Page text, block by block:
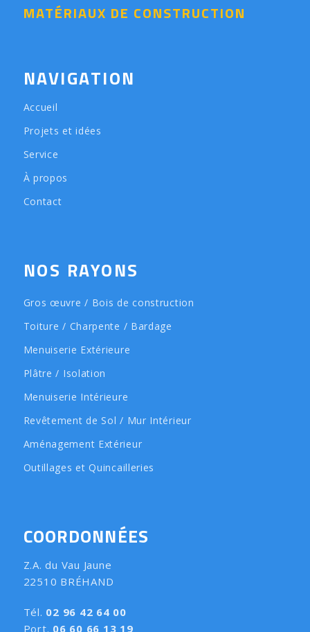
MATÉRIAUX DE CONSTRUCTION
NAVIGATION
Accueil
Projets et idées
Service
À propos
Contact
NOS RAYONS
Gros œuvre / Bois de construction
Toiture / Charpente / Bardage
Menuiserie Extérieure
Plâtre / Isolation
Menuiserie Intérieure
Revêtement de Sol / Mur Intérieur
Aménagement Extérieur
Outillages et Quincailleries
COORDONNÉES
Z.A. du Vau Jaune
22510 BRÉHAND
Tél. 02 96 42 64 00
Port. 06 60 66 13 19